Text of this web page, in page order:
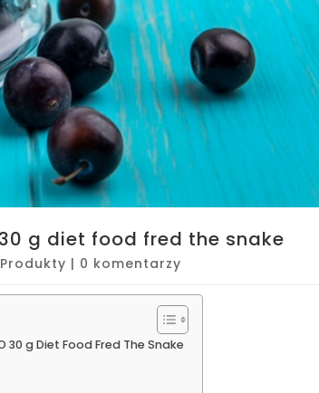
g diet food fred the snake
Produkty | 0 komentarzy
g Diet Food Fred The Snake